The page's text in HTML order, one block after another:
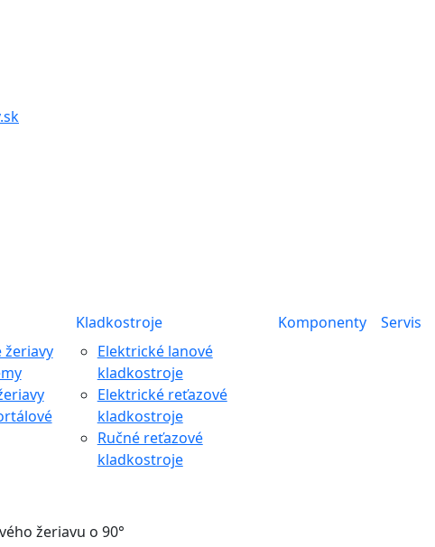
žeriavy
Kladkostroje
Elektrické lanové
kladkostroje
Elektrické reťazové
kladkostroje
Ručné reťazové
kladkostroje
Komponenty Servis
žeriavu o 90°